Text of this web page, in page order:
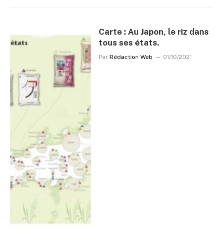
Carte : Au Japon, le riz dans
tous ses états.
Par Rédaction Web 01/10/2021